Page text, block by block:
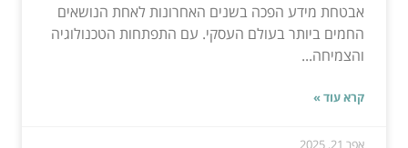
אבטחת מידע הפכה בשנים האחרונות לאחת הנושאים
החמים ביותר בעולם העסקי. עם התפתחות הטכנולוגיה
והצמיחה...
קרא עוד »
אפר 21, 2025